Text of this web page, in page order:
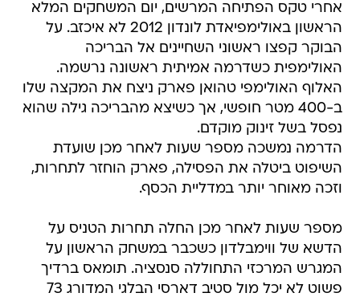
אחרי טקס הפתיחה המרשים, יום המשחקים המלא
הראשון באולימפיאדת לונדון 2012 לא איכזב. על
הבוקר קפצו ראשוני השחיינים אל הבריכה
האולימפית כשדרמה אמיתית ראשונה נרשמה.
האלוף האולימפי טהואן פארק ניצח את המקצה שלו
ב-400 מטר חופשי, אך כשיצא מהבריכה גילה שהוא
נפסל בשל זינוק מוקדם.
הדרמה נמשכה מספר שעות לאחר מכן שועדת
השיפוט ביטלה את הפסילה, פארק הוחזר לתחרות,
וזכה מאוחר יותר במדליית הכסף.
מספר שעות לאחר מכן החלה תחרות הטניס על
הדשא של ווימבלדון כשכבר במשחק הראשון על
המגרש המרכזי התחוללה סנסציה. תומאס ברדיך
פשוט לא יכל מול סטיב דארסי הבלגי המדורג 73